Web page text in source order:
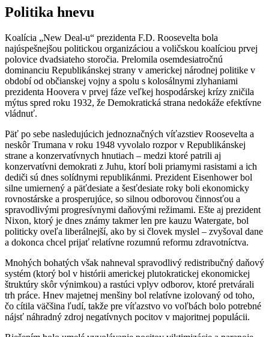
Politika hnevu
Koalícia „New Deal-u“ prezidenta F.D. Roosevelta bola
najúspešnejšou politickou organizáciou a voličskou koalíciou prvej
polovice dvadsiateho storočia. Prelomila osemdesiatročnú
dominanciu Republikánskej strany v americkej národnej politike v
období od občianskej vojny a spolu s kolosálnymi zlyhaniami
prezidenta Hoovera v prvej fáze veľkej hospodárskej krízy zničila
mýtus spred roku 1932, že Demokratická strana nedokáže efektívne
vládnuť.
Päť po sebe nasledujúcich jednoznačných víťazstiev Roosevelta a
neskôr Trumana v roku 1948 vyvolalo rozpor v Republikánskej
strane a konzervatívnych hnutiach – medzi ktoré patrili aj
konzervatívni demokrati z Juhu, ktorí boli priamymi rasistami a ich
dediči sú dnes solídnymi republikánmi. Prezident Eisenhower bol
silne umiernený a päťdesiate a šesťdesiate roky boli ekonomicky
rovnostárske a prosperujúce, so silnou odborovou činnosťou a
spravodlivými progresívnymi daňovými režimami. Ešte aj prezident
Nixon, ktorý je dnes známy takmer len pre kauzu Watergate, bol
politicky oveľa liberálnejší, ako by si človek myslel – zvyšoval dane
a dokonca chcel prijať relatívne rozumnú reformu zdravotníctva.
Mnohých bohatých však nahneval spravodlivý redistribučný daňový
systém (ktorý bol v histórii americkej plutokratickej ekonomickej
štruktúry skôr výnimkou) a rastúci vplyv odborov, ktoré pretvárali
trh práce. Hnev majetnej menšiny bol relatívne izolovaný od toho,
čo cítila väčšina ľudí, takže pre víťazstvo vo voľbách bolo potrebné
nájsť náhradný zdroj negatívnych pocitov v majoritnej populácii.